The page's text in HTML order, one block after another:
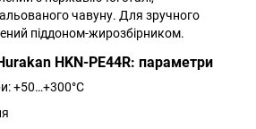
чавуну. Для зручного
піддоном-жирозбірником.
HKN-PE44R: параметри
+50…+300°С